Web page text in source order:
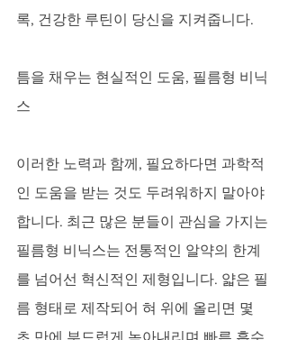
록, 건강한 루틴이 당신을 지켜줍니다.
틈을 채우는 현실적인 도움, 필름형 비닉
스
이러한 노력과 함께, 필요하다면 과학적
인 도움을 받는 것도 두려워하지 말아야
합니다. 최근 많은 분들이 관심을 가지는
필름형 비닉스는 전통적인 알약의 한계
를 넘어선 혁신적인 제형입니다. 얇은 필
름 형태로 제작되어 혀 위에 올리면 몇
초 만에 부드럽게 녹아내리며 빠른 흡수